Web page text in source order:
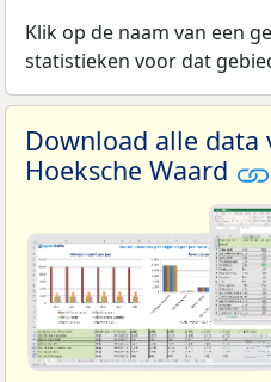
Klik op de naam van een
statistieken voor dat
Download alle data
Hoeksche Waard